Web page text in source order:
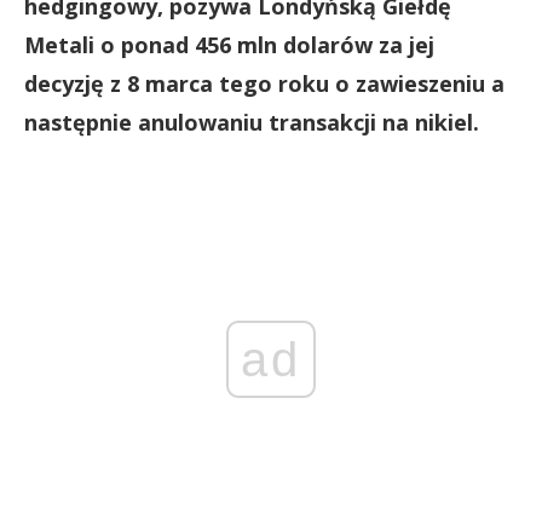
hedgingowy, pozywa Londyńską Giełdę
Metali o ponad 456 mln dolarów za jej
decyzję z 8 marca tego roku o zawieszeniu a
następnie anulowaniu transakcji na nikiel.
ad